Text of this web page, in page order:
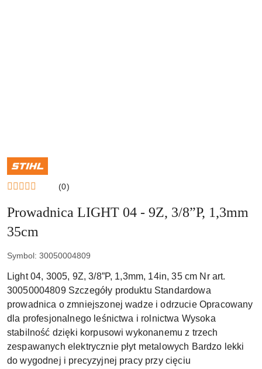
NAZWA
PRODUCENTA:
STIHL
(0)
Prowadnica LIGHT 04 - 9Z, 3/8”P, 1,3mm
35cm
Symbol: 30050004809
Light 04, 3005, 9Z, 3/8”P, 1,3mm, 14in, 35 cm Nr art.
30050004809 Szczegóły produktu Standardowa
prowadnica o zmniejszonej wadze i odrzucie Opracowany
dla profesjonalnego leśnictwa i rolnictwa Wysoka
stabilność dzięki korpusowi wykonanemu z trzech
zespawanych elektrycznie płyt metalowych Bardzo lekki
do wygodnej i precyzyjnej pracy przy cięciu